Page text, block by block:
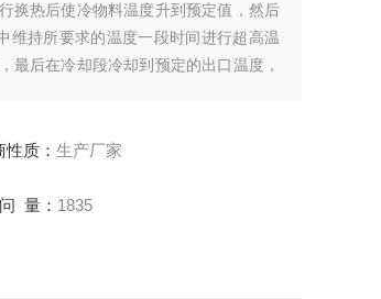
换热后使冷物料温度升到预定值，然后
持所要求的温度一段时间进行超高温
最后在冷却段冷却到预定的出口温度，
性质： 生产厂家
量： 1835